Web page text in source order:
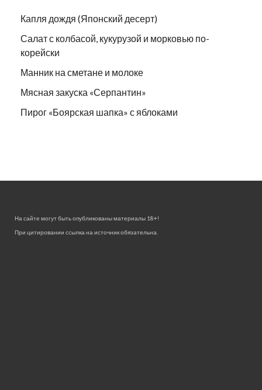
Капля дождя (Японский десерт)
Салат с колбасой, кукурузой и морковью по-
корейски
Манник на сметане и молоке
Мясная закуска «Серпантин»
Пирог «Боярская шапка» с яблоками
На сайте могут быть опубликованы материалы 18+!
При цитировании ссылка на источник обязательна.